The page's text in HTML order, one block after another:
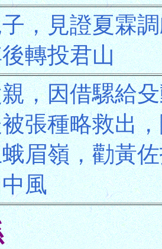
，見證夏霖
轉投君山
，因借騾給
張種略救出
眉嶺，勸黃
風